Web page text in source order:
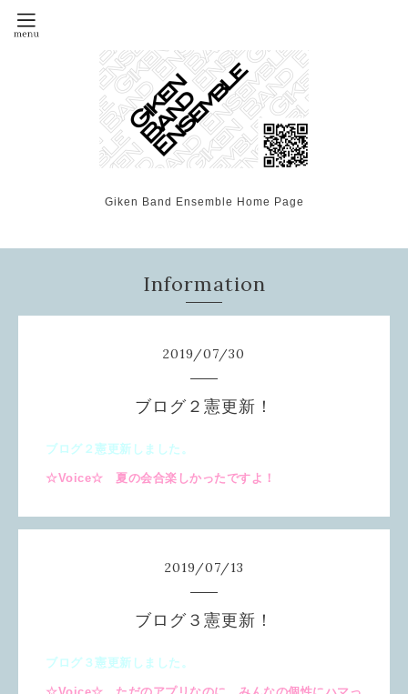
Giken Band Ensemble Home Page
Information
2019/07/30
ブログ２憲更新！
ブログ２憲更新しました。
☆Voice☆ 夏の会合楽しかったですよ！
2019/07/13
ブログ３憲更新！
ブログ３憲更新しました。